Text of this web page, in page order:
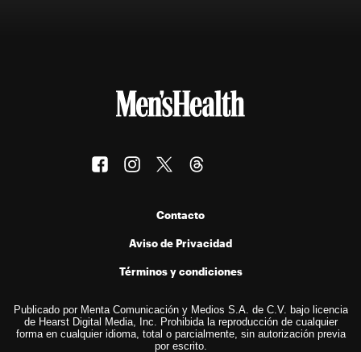
Contacto
Aviso de Privacidad
Términos y condiciones
Publicado por Menta Comunicación y Medios S.A. de C.V. bajo licencia
de Hearst Digital Media, Inc. Prohibida la reproducción de cualquier
forma en cualquier idioma, total o parcialmente, sin autorización previa
por escrito.